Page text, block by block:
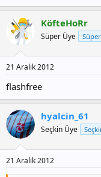
KöfteHoRr
Süper Üye
21 Aralık 2012
flashfree
hyalcin_61
Seçkin Üye
21 Aralık 2012